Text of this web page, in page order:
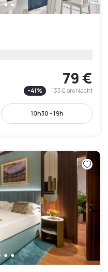
79 €
-41% 133 €pro Nacht
10h30 - 19h